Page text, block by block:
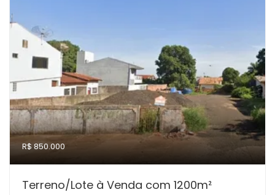
R$ 850.000
Terreno/Lote à Venda com 1200m²